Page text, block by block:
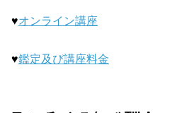
♥️オンライン講座
♥️鑑定及び講座料金